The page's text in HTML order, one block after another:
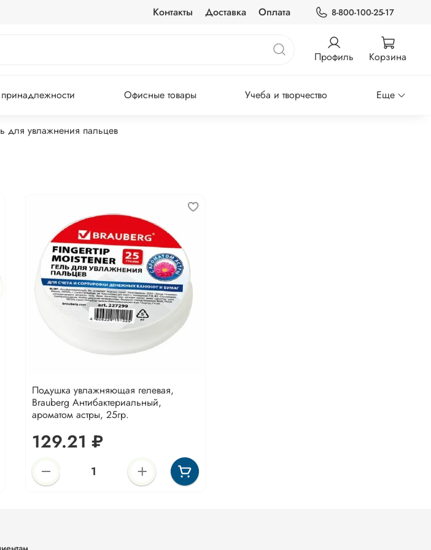
Контакты Доставка Оплата 8-800-100-25-17
Профиль Корзина
Офисные товары Учеба и творчество Еще
для увлажнения пальцев
Подушка увлажняющая гелевая,
Brauberg Антибактериальный,
ароматом астры, 25гр.
129.21 ₽